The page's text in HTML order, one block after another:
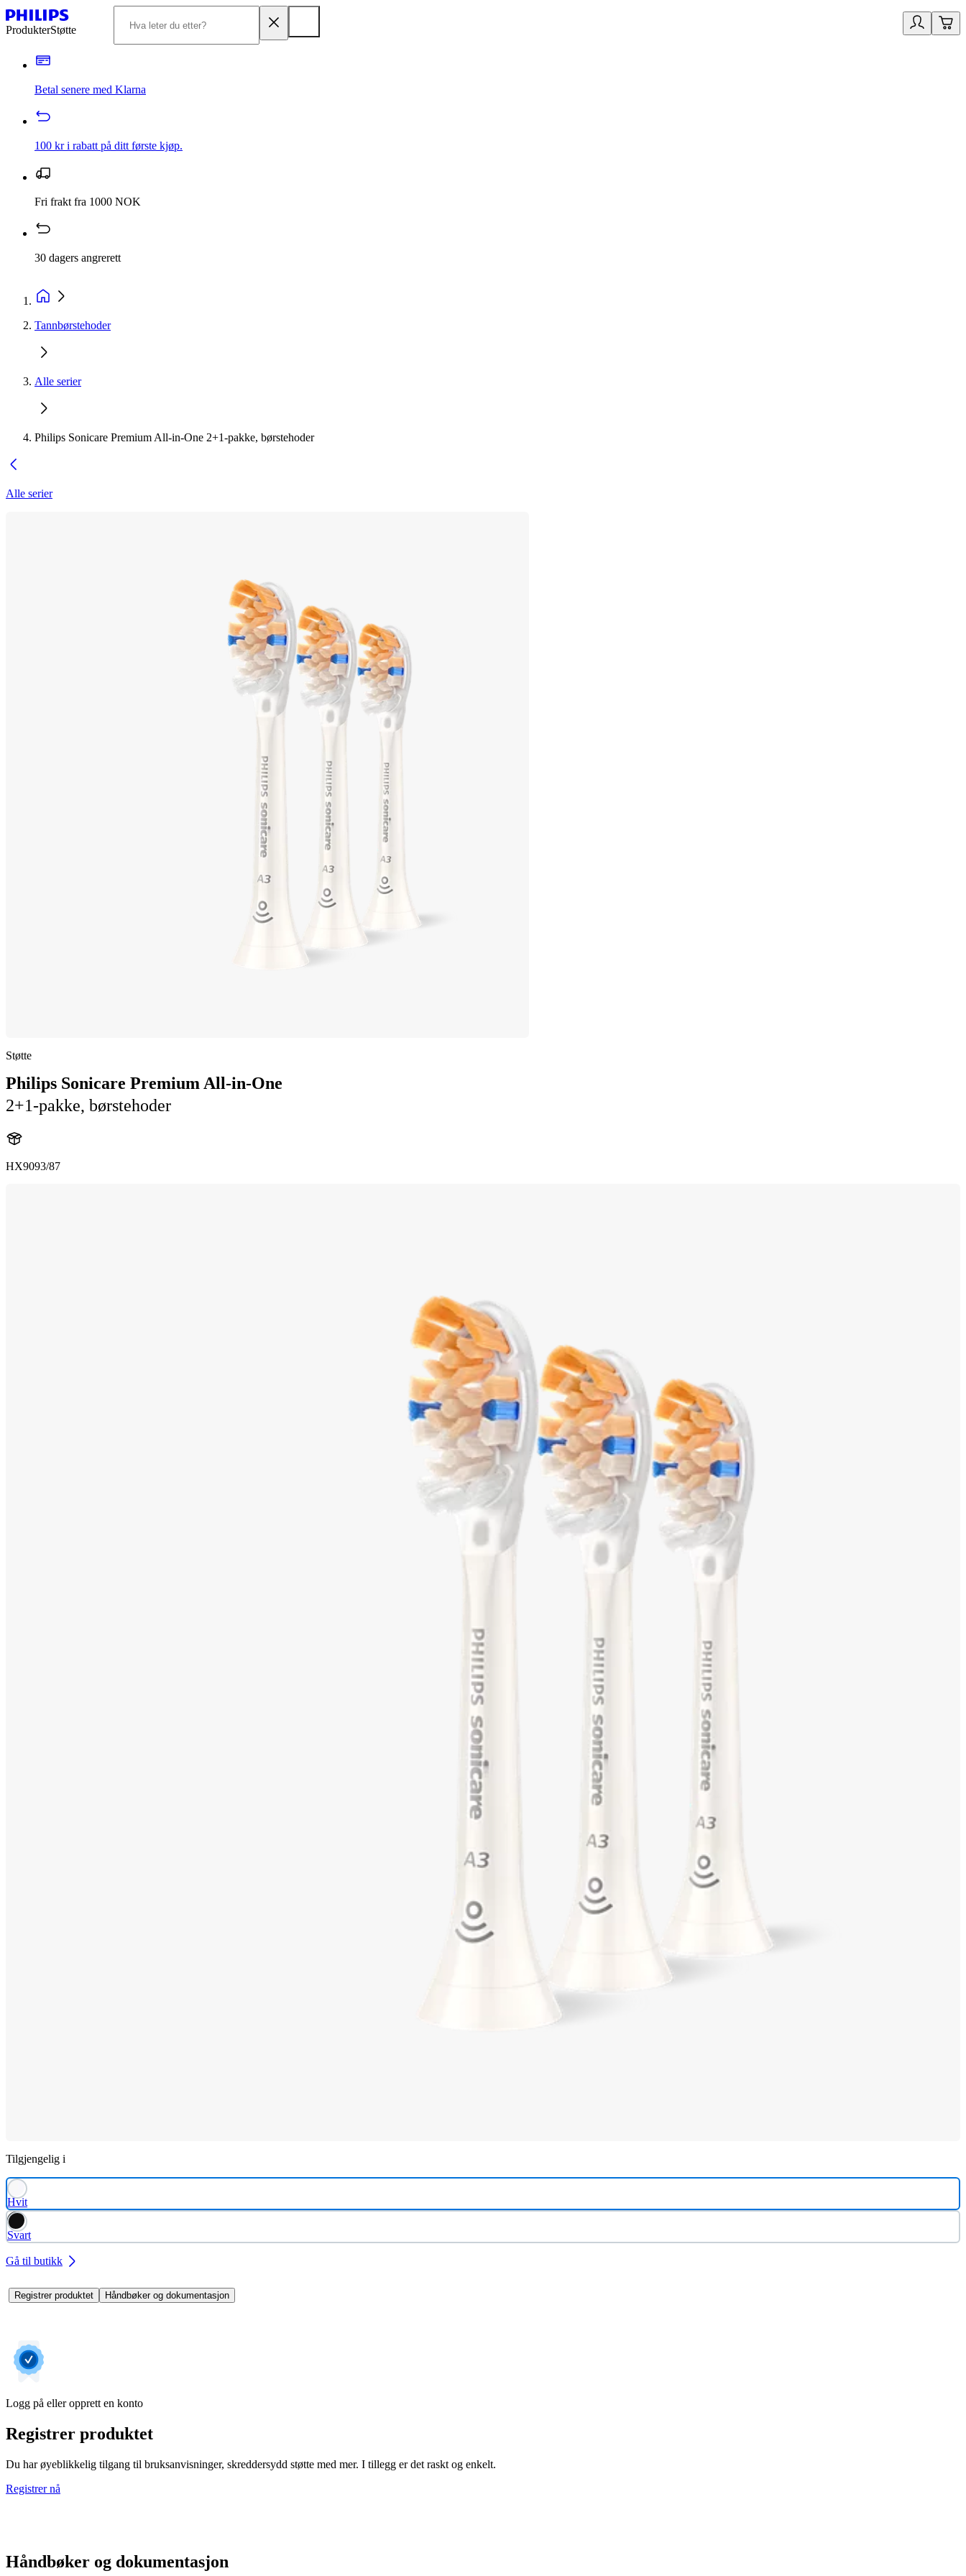
ProdukterStøtte
Betal senere med Klarna
100 kr i rabatt på ditt første kjøp.
Fri frakt fra 1000 NOK
30 dagers angrerett
Tannbørstehoder
Alle serier
Philips Sonicare Premium All-in-One 2+1-pakke, børstehoder
Alle serier
Støtte
Philips Sonicare Premium All-in-One
2+1-pakke, børstehoder
HX9093/87
Tilgjengelig i
Hvit
Svart
Gå til butikk
Registrer produktet Håndbøker og dokumentasjon
Logg på eller opprett en konto
Registrer produktet
Du har øyeblikkelig tilgang til bruksanvisninger, skreddersydd støtte med mer. I tillegg er det raskt og enkelt.
Registrer nå
Håndbøker og dokumentasjon